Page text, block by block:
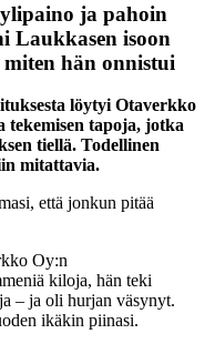
ja pahoin
Laukkasen isoon
hän onnistui
löytyi Otaverkko
tapoja, jotka
tiellä. Todellinen
mitattavia.
että jonkun pitää
Oy:n
kiloja, hän teki
– ja oli hurjan väsynyt.
ikäkin piinasi.